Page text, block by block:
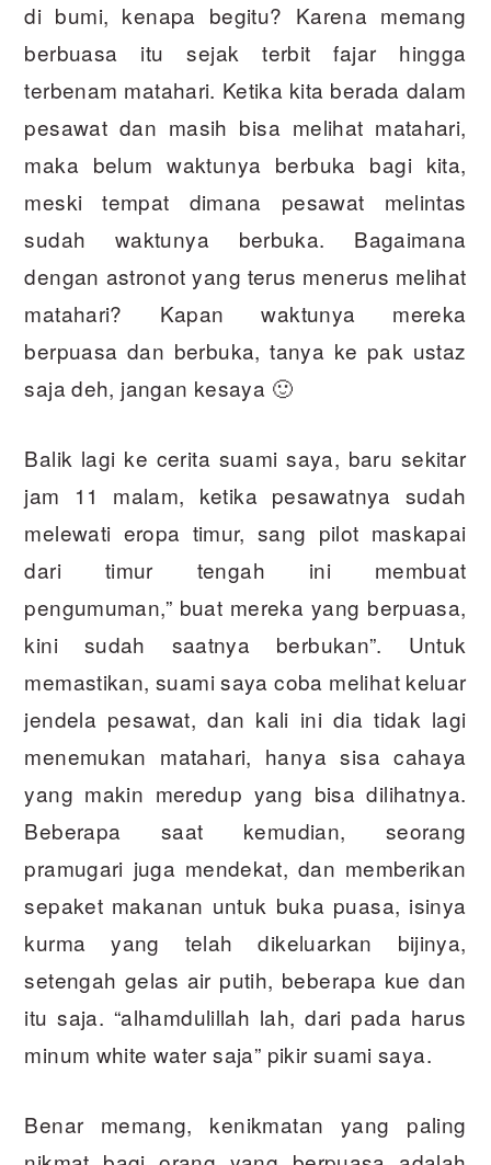
di bumi, kenapa begitu? Karena memang
berbuasa itu sejak terbit fajar hingga
terbenam matahari. Ketika kita berada dalam
pesawat dan masih bisa melihat matahari,
maka belum waktunya berbuka bagi kita,
meski tempat dimana pesawat melintas
sudah waktunya berbuka. Bagaimana
dengan astronot yang terus menerus melihat
matahari? Kapan waktunya mereka
berpuasa dan berbuka, tanya ke pak ustaz
saja deh, jangan kesaya 🙂
Balik lagi ke cerita suami saya, baru sekitar
jam 11 malam, ketika pesawatnya sudah
melewati eropa timur, sang pilot maskapai
dari timur tengah ini membuat
pengumuman,” buat mereka yang berpuasa,
kini sudah saatnya berbukan”. Untuk
memastikan, suami saya coba melihat keluar
jendela pesawat, dan kali ini dia tidak lagi
menemukan matahari, hanya sisa cahaya
yang makin meredup yang bisa dilihatnya.
Beberapa saat kemudian, seorang
pramugari juga mendekat, dan memberikan
sepaket makanan untuk buka puasa, isinya
kurma yang telah dikeluarkan bijinya,
setengah gelas air putih, beberapa kue dan
itu saja. “alhamdulillah lah, dari pada harus
minum white water saja” pikir suami saya.
Benar memang, kenikmatan yang paling